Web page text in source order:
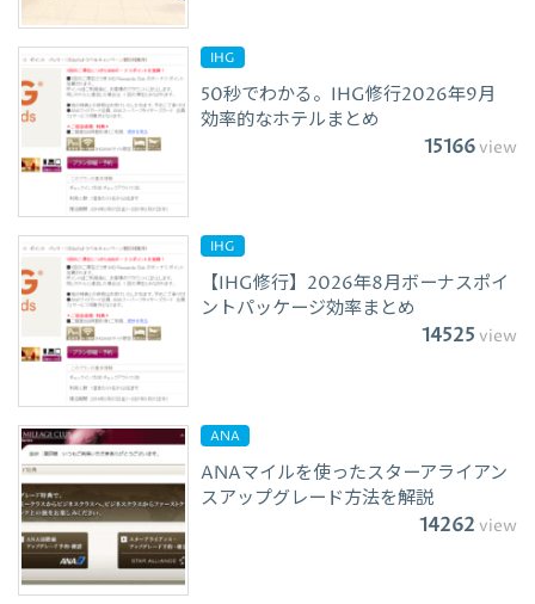
IHG
50秒でわかる。IHG修行2026年9月
効率的なホテルまとめ
15166view
IHG
【IHG修行】2026年8月ボーナスポイ
ントパッケージ効率まとめ
14525 view
ANA
ANAマイルを使ったスターアライアン
スアップグレード方法を解説
14262 view